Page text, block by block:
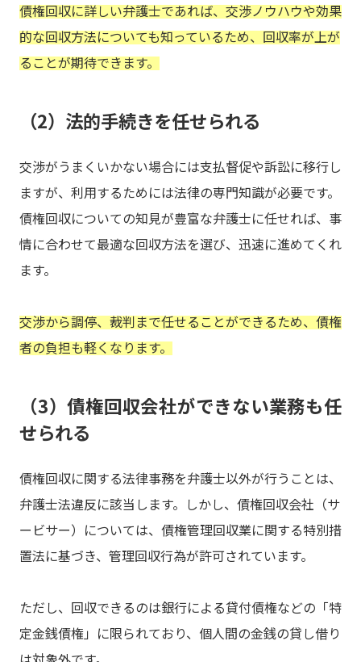
債権回収に詳しい弁護士であれば、交渉ノウハウや効果
的な回収方法についても知っているため、回収率が上が
ることが期待できます。
（2）法的手続きを任せられる
交渉がうまくいかない場合には支払督促や訴訟に移行し
ますが、利用するためには法律の専門知識が必要です。
債権回収についての知見が豊富な弁護士に任せれば、事
情に合わせて最適な回収方法を選び、迅速に進めてくれ
ます。
交渉から調停、裁判まで任せることができるため、債権
者の負担も軽くなります。
（3）債権回収会社ができない業務も任
せられる
債権回収に関する法律事務を弁護士以外が行うことは、
弁護士法違反に該当します。しかし、債権回収会社（サ
ービサー）については、債権管理回収業に関する特別措
置法に基づき、管理回収行為が許可されています。
ただし、回収できるのは銀行による貸付債権などの「特
定金銭債権」に限られており、個人間の金銭の貸し借り